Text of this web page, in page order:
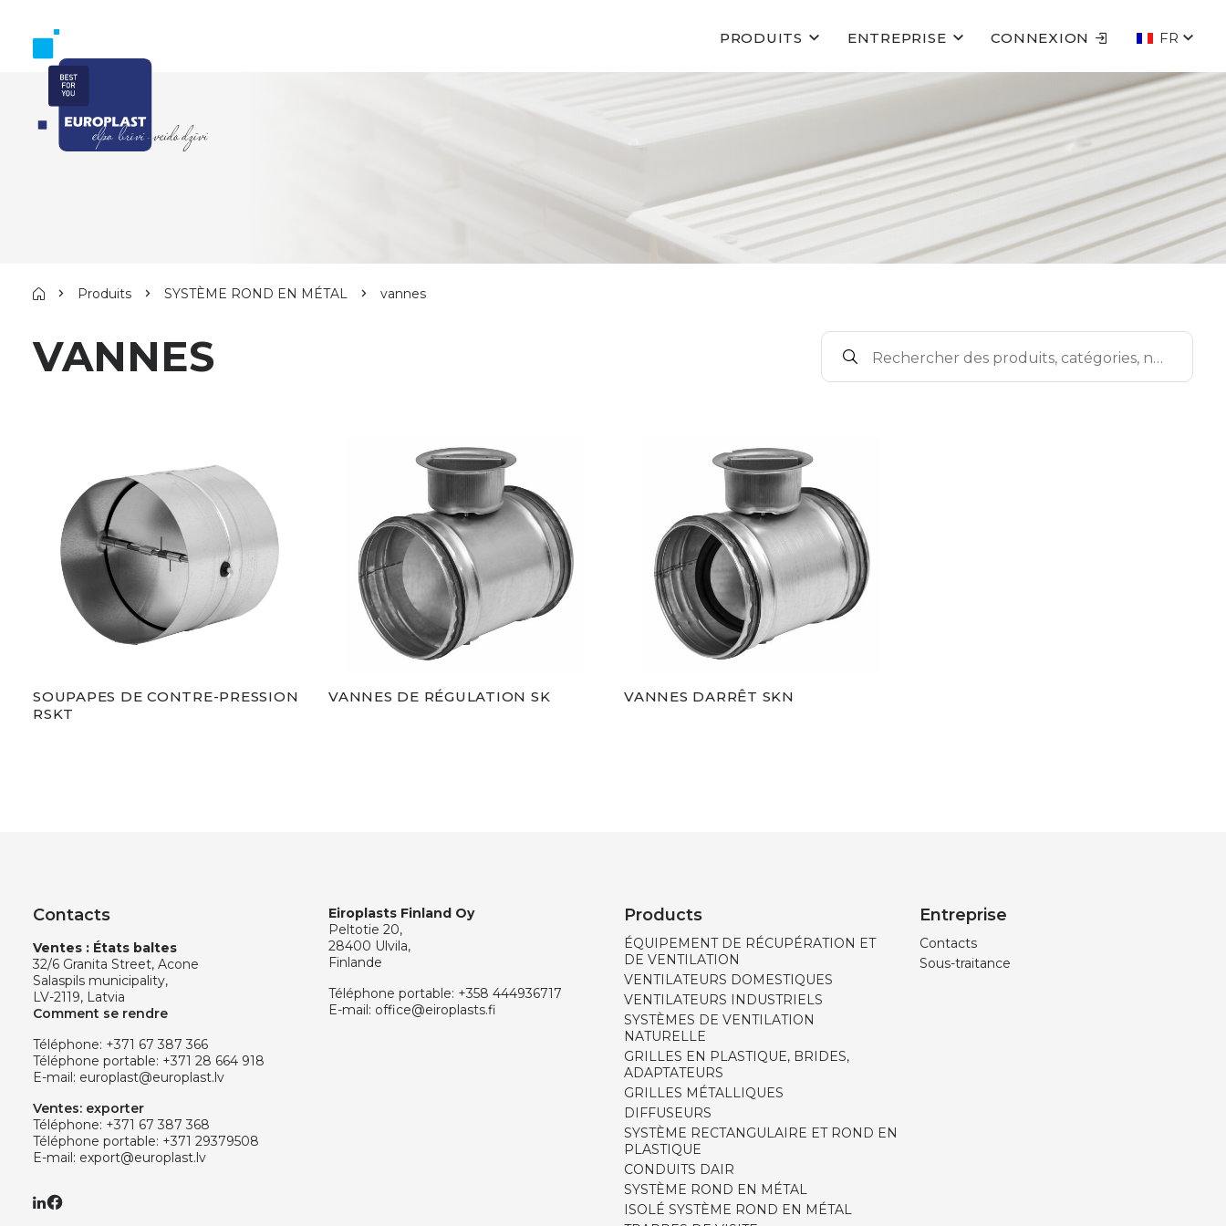
PRODUITS ENTREPRISE CONNEXION FR
Produits SYSTÈME ROND EN MÉTAL vannes
VANNES
SOUPAPES DE CONTRE-PRESSION
RSKT
VANNES DE RÉGULATION SK VANNES DARRÊT SKN
Contacts
Ventes : États baltes
32/6 Granita Street, Acone
Salaspils municipality,
LV-2119, Latvia
Comment se rendre
Téléphone: +371 67 387 366
Téléphone portable: +371 28 664 918
E-mail: europlast@europlast.lv
Ventes: exporter
Téléphone: +371 67 387 368
Téléphone portable: +371 29379508
E-mail: export@europlast.lv
Eiroplasts Finland Oy
Peltotie 20,
28400 Ulvila,
Finlande
Téléphone portable: +358 444936717
E-mail: office@eiroplasts.fi
Products
ÉQUIPEMENT DE RÉCUPÉRATION ET
DE VENTILATION
VENTILATEURS DOMESTIQUES
VENTILATEURS INDUSTRIELS
SYSTÈMES DE VENTILATION
NATURELLE
GRILLES EN PLASTIQUE, BRIDES,
ADAPTATEURS
GRILLES MÉTALLIQUES
DIFFUSEURS
SYSTÈME RECTANGULAIRE ET ROND EN
PLASTIQUE
CONDUITS DAIR
SYSTÈME ROND EN MÉTAL
ISOLÉ SYSTÈME ROND EN MÉTAL
Entreprise
Contacts
Sous-traitance